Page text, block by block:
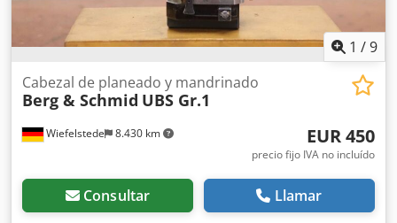
1 /9
Wiefelstede 8.430 km
Cabezal de planeado y mandrinado
Berg & Schmid UBS Gr.1
EUR 450
precio fijo IVA no incluído
Consultar Llamar